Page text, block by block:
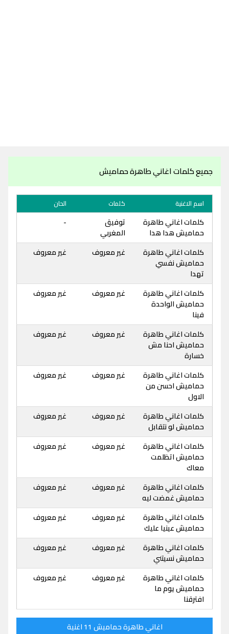
جميع كلمات اغاني طاهرة حماميش
اسم الاغنية كلمات الحان
كلمات اغاني طاهرة
حماميش هدا هدا
توفيق
المغربي
-
كلمات اغاني طاهرة
حماميش نفسي
تهدا
غير معروف غير معروف
كلمات اغاني طاهرة
حماميش الواحدة
فينا
غير معروف غير معروف
كلمات اغاني طاهرة
حماميش احنا مش
خسارة
غير معروف غير معروف
كلمات اغاني طاهرة
حماميش احسن من
الاول
غير معروف غير معروف
كلمات اغاني طاهرة
حماميش لو نتقابل
غير معروف غير معروف
كلمات اغاني طاهرة
حماميش اتظلمت
معاك
غير معروف غير معروف
كلمات اغاني طاهرة
حماميش غمضت ليه
غير معروف غير معروف
كلمات اغاني طاهرة
حماميش عينيا عليك
غير معروف غير معروف
كلمات اغاني طاهرة
حماميش نسيتني
غير معروف غير معروف
كلمات اغاني طاهرة
حماميش يوم ما
افترقنا
غير معروف غير معروف
اغاني طاهرة حماميش 11 اغنية